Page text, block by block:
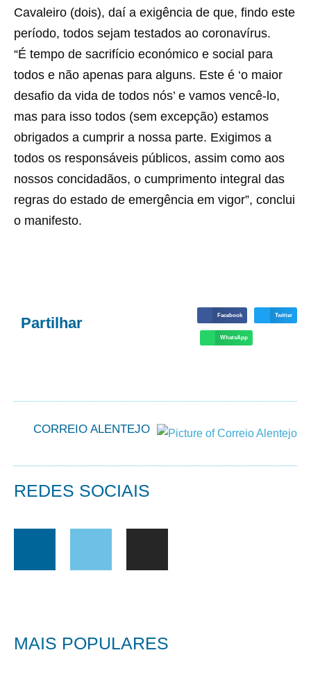
Cavaleiro (dois), daí a exigência de que, findo este
período, todos sejam testados ao coronavírus.
“É tempo de sacrifício económico e social para
todos e não apenas para alguns. Este é ‘o maior
desafio da vida de todos nós’ e vamos vencê-lo,
mas para isso todos (sem excepção) estamos
obrigados a cumprir a nossa parte. Exigimos a
todos os responsáveis públicos, assim como aos
nossos concidadãos, o cumprimento integral das
regras do estado de emergência em vigor”, conclui
o manifesto.
Partilhar Facebook Twitter
WhatsApp
CORREIO ALENTEJO
REDES SOCIAIS
MAIS POPULARES